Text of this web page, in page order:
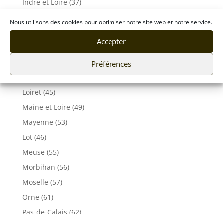
Nous utilisons des cookies pour optimiser notre site web et notre service.
Accepter
Préférences
Indre et Loire (37)
Jura (39)
Loire-Atlantique (44)
Loiret (45)
Maine et Loire (49)
Mayenne (53)
Lot (46)
Meuse (55)
Morbihan (56)
Moselle (57)
Orne (61)
Pas-de-Calais (62)